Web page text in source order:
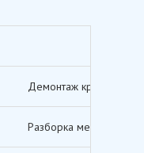
Демонтаж кровельных
Разборка межэтажных